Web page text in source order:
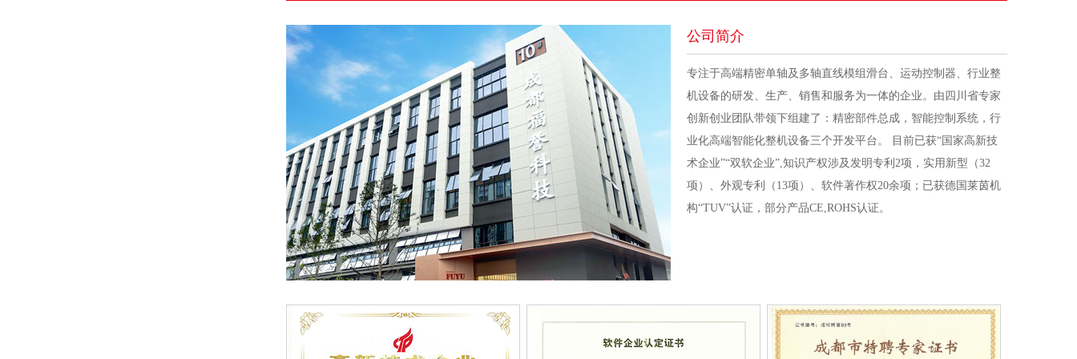
公司简介
专注于高端精密单轴及多轴直线模组滑台、运动控制器、行业整
机设备的研发、生产、销售和服务为一体的企业。由四川省专家
创新创业团队带领下组建了：精密部件总成，智能控制系统，行
业化高端智能化整机设备三个开发平台。 目前已获“国家高新技
术企业”“双软企业”,知识产权涉及发明专利2项，实用新型（32
项）、外观专利（13项）、软件著作权20余项；已获德国莱茵机
构“TUV”认证，部分产品CE,ROHS认证。